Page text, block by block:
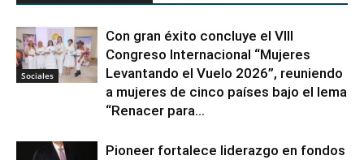
Sociales
Con gran éxito concluye el VIII
Congreso Internacional “Mujeres
Levantando el Vuelo 2026”, reuniendo
a mujeres de cinco países bajo el lema
“Renacer para...
Pioneer fortalece liderazgo en fondos